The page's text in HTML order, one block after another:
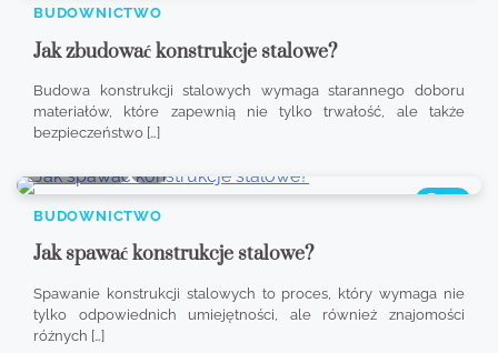
BUDOWNICTWO
Jak zbudować konstrukcje stalowe?
Budowa konstrukcji stalowych wymaga starannego doboru
materiałów, które zapewnią nie tylko trwałość, ale także
bezpieczeństwo […]
347
BUDOWNICTWO
Jak spawać konstrukcje stalowe?
Spawanie konstrukcji stalowych to proces, który wymaga nie
tylko odpowiednich umiejętności, ale również znajomości
różnych […]